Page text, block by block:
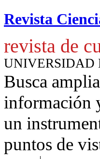
Revista
revista de
UNIVERSIDAD
Busca
información
un
puntos de